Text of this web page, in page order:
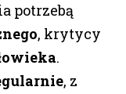
potrzebą
, krytycy
.
, z